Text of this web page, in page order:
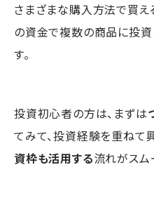
さまざまな購入方法で買
の資金で複数の商品に投資
す。
投資初心者の方は、まずは
てみて、投資経験を重ねて
資枠も活用する流れがスム